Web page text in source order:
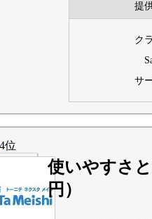
提
ク
サ
使いやすさ
円）